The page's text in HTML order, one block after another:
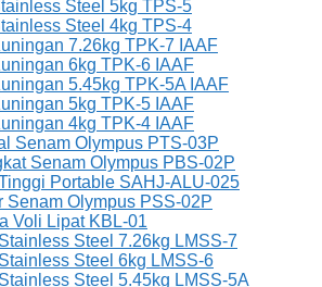
Steel 5kg TPS-5
Steel 4kg TPS-4
7.26kg TPK-7 IAAF
6kg TPK-6 IAAF
5.45kg TPK-5A IAAF
5kg TPK-5 IAAF
4kg TPK-4 IAAF
Senam Olympus PTS-03P
Senam Olympus PBS-02P
Portable SAHJ-ALU-025
Senam Olympus PSS-02P
Voli Lipat KBL-01
Steel 7.26kg LMSS-7
Steel 6kg LMSS-6
Steel 5.45kg LMSS-5A